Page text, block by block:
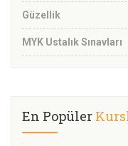
Güzellik
MYK Ustalık Sınavları
En Popüler